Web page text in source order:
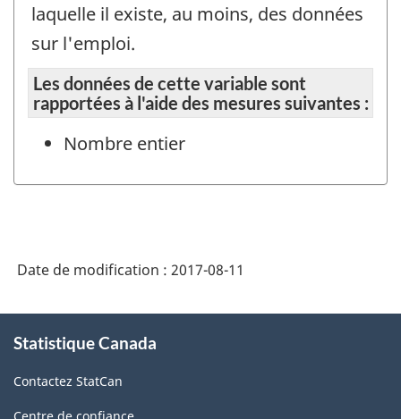
laquelle il existe, au moins, des données
sur l'emploi.
Les données de cette variable sont
rapportées à l'aide des mesures suivantes :
Nombre entier
Date de modification : 2017-08-11
propos
ce
site
Statistique Canada
Contactez StatCan